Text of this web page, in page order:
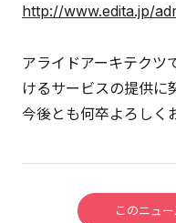
http://www.edita.jp/
アライドアーキテクツ
けるサービスの提供に
今後とも何卒よろしく
このニュ